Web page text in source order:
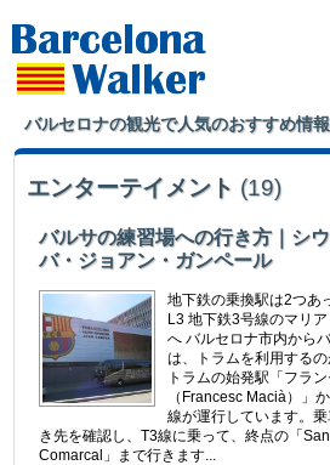
バルセロナの観光で人気のおすすめ情
エンターテイメント (19)
バルサの練習場への行き方｜シ
バ・ジョアン・ガンペール
地下鉄の乗換駅は2つあ
L3 地下鉄3号線のマリ
へ バルセロナ市内から
は、トラムを利用するの
トラムの始発駅「フラ
（Francesc Macià）」
線が運行しています。
き先を確認し、T3線に乗って、終点の「
Comarcal」まで行きます...